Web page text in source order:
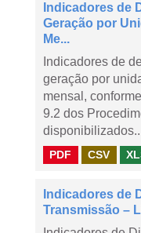
Indicadores de
Geração por
Me...
Indicadores de
geração por
mensal,
9.2 dos
PDF CSV
Indicadores de
Transmissão –